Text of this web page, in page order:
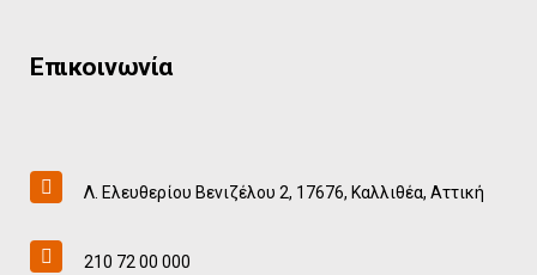
Επικοινωνία
Λ. Ελευθερίου Βενιζέλου 2, 17676, Καλλιθέα, Αττική
210 72 00 000